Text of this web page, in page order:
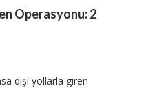
Operasyonu: 2
dışı yollarla giren